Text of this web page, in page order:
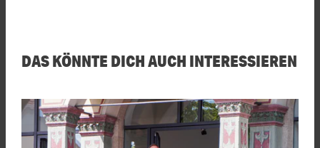
DAS KÖNNTE DICH AUCH INTERESSIEREN